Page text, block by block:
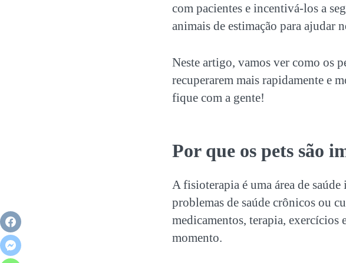
com pacientes e incentivá-los a
animais de estimação para ajudar
Neste artigo, vamos ver como os
recuperarem mais rapidamente e
fique com a gente!
Por que os pets são
A fisioterapia é uma área de
problemas de saúde crônicos ou
medicamentos, terapia, exercícios
momento.